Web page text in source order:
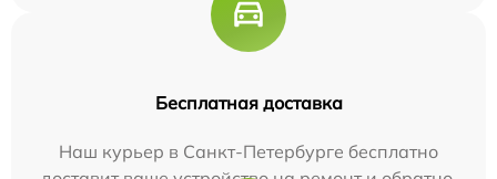
Бесплатная доставка
Наш курьер в Санкт-Петербурге бесплатно